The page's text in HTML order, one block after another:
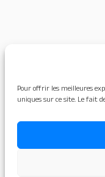
Pour offrir les meilleures
uniques sur ce site. Le fait